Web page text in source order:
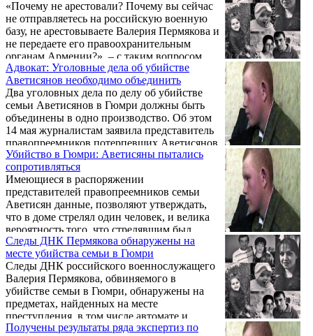
«Почему не арестовали? Почему вы сейчас
не отправляетесь на российскую военную
базу, не арестовываете Валерия Пермякова и
не передаете его правоохранительным
органам Армении?», – с таким вопросом
депутат от «Наследия» Заруи Постанджян
обратилась к генпрокурору страны Геворгу
Костаняну в Национальном Собрании.
Адвокат: Уголовные дела об убийстве
Аветисянов необходимо объединить
Два уголовных дела по делу об убийстве
семьи Аветисянов в Гюмри должны быть
объединены в одно производство. Об этом
14 мая журналистам заявила представитель
правопреемников потерпевших Аветисянов
Лусине Саакян.
Убийство в Гюмри: Аветисяны пытались
сопротивляться
Имеющиеся в распоряжении
представителей правопреемников семьи
Аветисян данные, позволяют утверждать,
что в доме стрелял один человек, и велика
вероятность того, что стрелявшим был
Валерий Пермяков. Об этом сегодня на
пресс-конференции заявили представитель
правопреемников семьи Аветисян.
Следы ДНК Пермякова обнаружены на
месте убийства семьи в Гюмри
Следы ДНК российского военнослужащего
Валерия Пермякова, обвиняемого в
убийстве семьи в Гюмри, обнаружены на
предметах, найденных на месте
преступления, в том числе автомате и
военной форме, сообщает Следственный
Получены результаты ряда экспертиз по